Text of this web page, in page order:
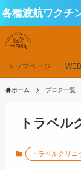
各種渡航ワクチ
トップページ
ホーム ブログ一覧
トラベル
トラベルクリニ